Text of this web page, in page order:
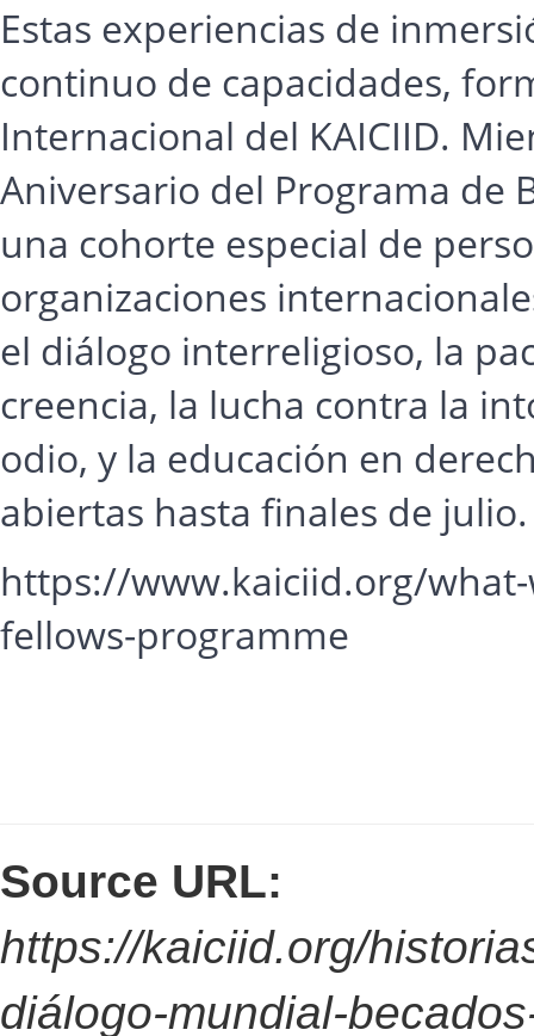
Estas experiencias de
continuo de capacidades,
Internacional del KAICIID.
Aniversario del Programa de
una cohorte especial de
organizaciones
el diálogo interreligioso, la
creencia, la lucha contra la
odio, y la educación en
abiertas hasta finales de julio.
https://www.kaiciid.org/
fellows-programme
Source URL:
https://kaiciid.org/
diálogo-mundial-